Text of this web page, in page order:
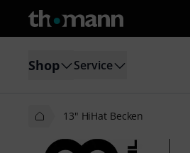
Shop Service
13" HiHat Becken